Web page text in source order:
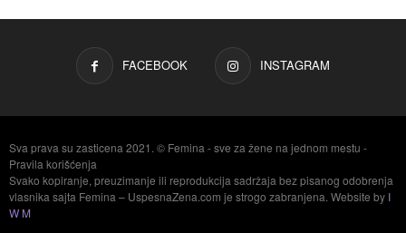
FACEBOOK INSTAGRAM
Sva prava su zasticena 2021. © Femina - sve za žene na jednom mestu -
Pravila korišćenja
Svako kopiranje, preuzimanje ili reprodukcija sadržaja bez pisanog odobrenja
vlasnika sajta Femina – UspesnaZena.com je strogo zabranjena. Website by I
W M